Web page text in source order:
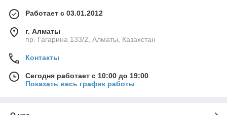
Работает с 03.01.2012
г. Алматы
пр. Гагарина 133/2, Алматы, Казахстан
Контакты
Сегодня работает с 10:00 до 19:00
Показать весь график работы